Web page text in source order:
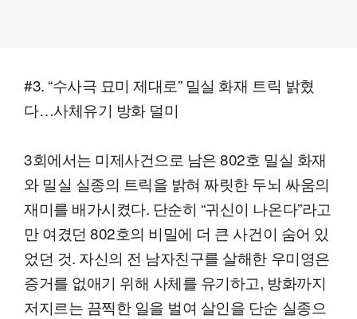
#3. “수사극 묘미 제대로” 밀실 화재 트릭 밝혔
다…사체유기 방화 덜미
3회에서는 미제사건으로 남은 802호 밀실 화재
와 밀실 실종의 트릭을 밝혀 짜릿한 두뇌 싸움의
재미를 배가시켰다. 단순히 “귀신이 나온다”라고
만 여겼던 802호의 비밀에 더 큰 사건이 숨어 있
었던 것. 자신의 전 남자친구를 살해한 우미영은
증거를 없애기 위해 사체를 유기하고, 방화까지
저지르는 끔찍한 일을 벌여 살인을 단순 실종으